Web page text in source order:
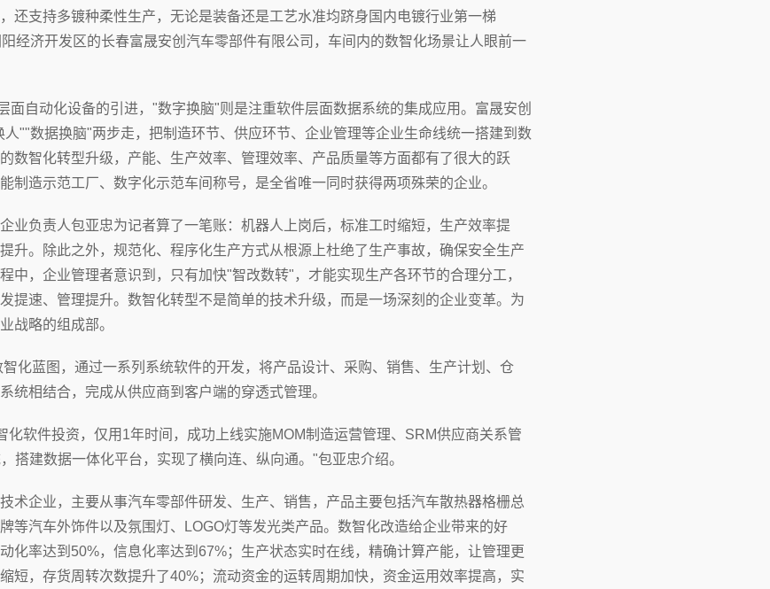
还支持多镀种柔性生产，无论是装备还是工艺水准均跻身国内电镀行业第一梯
经济开发区的长春富晟安创汽车零部件有限公司，车间内的数智化场景让人眼前一
自动化设备的引进，"数字换脑"则是注重软件层面数据系统的集成应用。富晟安创
""数据换脑"两步走，把制造环节、供应环节、企业管理等企业生命线统一搭建到数
数智化转型升级，产能、生产效率、管理效率、产品质量等方面都有了很大的跃
制造示范工厂、数字化示范车间称号，是全省唯一同时获得两项殊荣的企业。
业负责人包亚忠为记者算了一笔账：机器人上岗后，标准工时缩短，生产效率提
升。除此之外，规范化、程序化生产方式从根源上杜绝了生产事故，确保安全生产
中，企业管理者意识到，只有加快"智改数转"，才能实现生产各环节的合理分工，
提速、管理提升。数智化转型不是简单的技术升级，而是一场深刻的企业变革。为
战略的组成部。
化蓝图，通过一系列系统软件的开发，将产品设计、采购、销售、生产计划、仓
统相结合，完成从供应商到客户端的穿透式管理。
软件投资，仅用1年时间，成功上线实施MOM制造运营管理、SRM供应商关系管
搭建数据一体化平台，实现了横向连、纵向通。"包亚忠介绍。
术企业，主要从事汽车零部件研发、生产、销售，产品主要包括汽车散热器格栅总
等汽车外饰件以及氛围灯、LOGO灯等发光类产品。数智化改造给企业带来的好
化率达到50%，信息化率达到67%；生产状态实时在线，精确计算产能，让管理更
短，存货周转次数提升了40%；流动资金的运转周期加快，资金运用效率提高，实